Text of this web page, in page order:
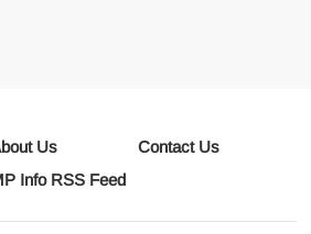
Us
Contact Us
Info RSS Feed